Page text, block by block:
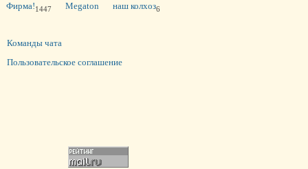
Фирма!1447 Megaton наш колхоз6
Команды чата
Пользовательское соглашение